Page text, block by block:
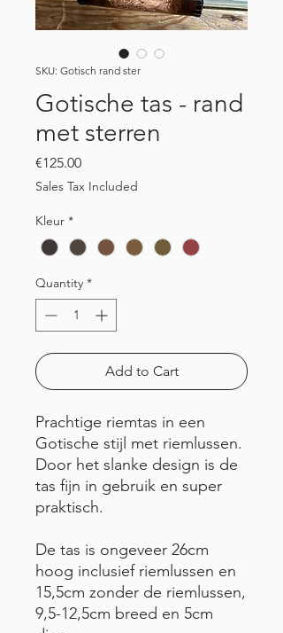
SKU: Gotisch rand ster
Gotische tas - rand
met sterren
€125.00Price
Sales Tax Included
Kleur *
Quantity *
Add to Cart
Prachtige riemtas in een
Gotische stijl met riemlussen.
Door het slanke design is de
tas fijn in gebruik en super
praktisch.
De tas is ongeveer 26cm
hoog inclusief riemlussen en
15,5cm zonder de riemlussen,
9,5-12,5cm breed en 5cm